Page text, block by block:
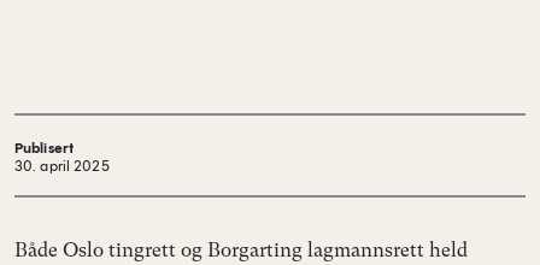
Publisert
30. april 2025
Både Oslo tingrett og Borgarting lagmannsrett held